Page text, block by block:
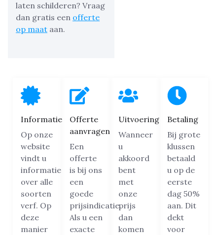
laten schilderen? Vraag
dan gratis een offerte
op maat aan.
Informatie
Op onze
website
vindt u
informatie
over alle
soorten
verf. Op
deze
manier
Offerte
aanvragen
Een
offerte
is bij ons
een
goede
prijsindicatie.
Als u een
exacte
Uitvoering
Wanneer
u
akkoord
bent
met
onze
prijs
dan
komen
Betaling
Bij grote
klussen
betaald
u op de
eerste
dag 50%
aan. Dit
dekt
voor